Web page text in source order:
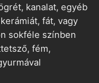
kanalat, egyéb
fát, vagy
sokféle színben
fém,